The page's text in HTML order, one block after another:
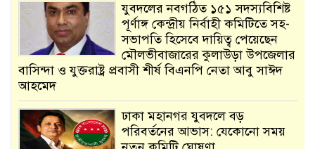
যুবদলের নবগঠিত ১৫১ সদস্যবিশিষ্ট
পূর্ণাঙ্গ কেন্দ্রীয় নির্বাহী কমিটিতে সহ-
সভাপতি হিসেবে দায়িত্ব পেয়েছেন
মৌলভীবাজারের কুলাউড়া উপজেলার
বাসিন্দা ও যুক্তরাষ্ট্র প্রবাসী শীর্ষ বিএনপি নেতা আবু সাঈদ
আহমেদ
ঢাকা মহানগর যুবদলে বড়
পরিবর্তনের আভাস: যেকোনো সময়